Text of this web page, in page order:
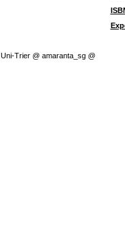
Uni-Trier @ amaranta_sg @